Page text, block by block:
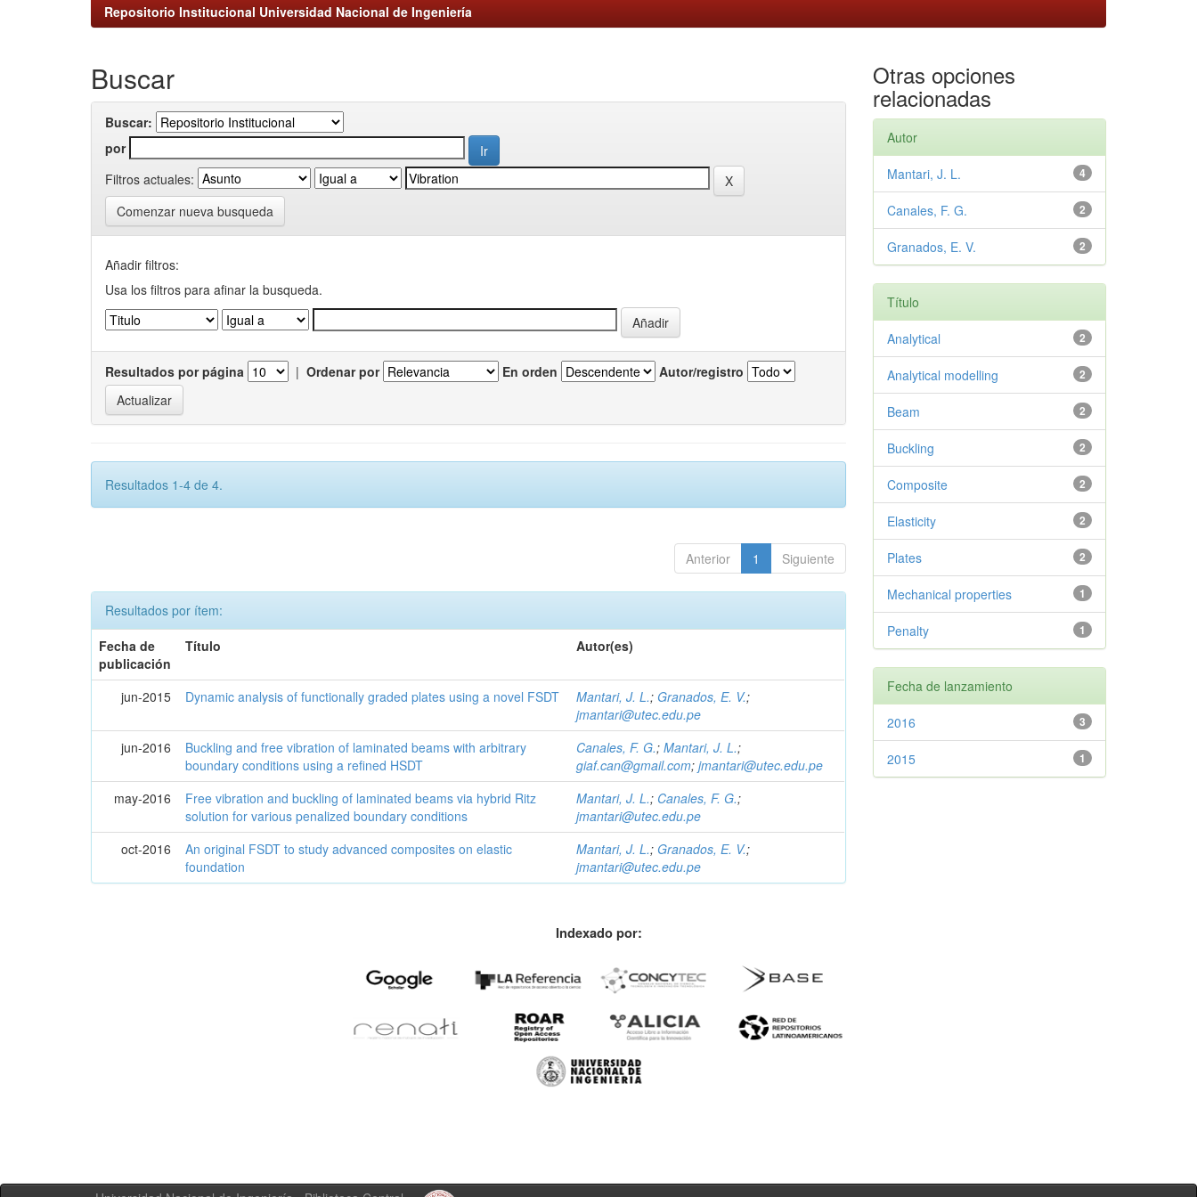
Repositorio Institucional Universidad Nacional de Ingeniería
Buscar
Buscar:
por
Filtros actuales:
Comenzar nueva busqueda
Añadir filtros:
Usa los filtros para afinar la busqueda.
Resultados por página | Ordenar por En orden Autor/registro
Resultados 1-4 de 4.
Anterior 1 Siguiente
Resultados por ítem:
Fecha de
publicación
Título Autor(es)
jun-2015 Dynamic analysis of functionally graded plates using a novel FSDT Mantari, J. L.; Granados, E. V.;
jmantari@utec.edu.pe
jun-2016
Buckling and free vibration of laminated beams with arbitrary
boundary conditions using a refined HSDT
Canales, F. G.;Mantari, J. L.;
giaf.can@gmail.com;jmantari@utec.edu.pe
may-2016
Free vibration and buckling of laminated beams via hybrid Ritz
solution for various penalized boundary conditions
Mantari, J. L.; Canales, F. G.;
jmantari@utec.edu.pe
oct-2016
An original FSDT to study advanced composites on elastic
foundation
Mantari, J. L.; Granados, E. V.;
jmantari@utec.edu.pe
Otras opciones
relacionadas
Autor
4
Mantari, J. L.
2
Canales, F. G.
2
Granados, E. V.
Título
2
Analytical
2
Analytical modelling
2
Beam
2
Buckling
2
Composite
2
Elasticity
2
Plates
1
Mechanical properties
1
Penalty
Fecha de lanzamiento
3
2016
1
2015
Indexado por: